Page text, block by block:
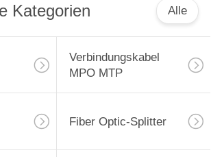
86
Kategorien Alle
Verbindungskabel
MPO MTP
Fiber Optic-Splitter